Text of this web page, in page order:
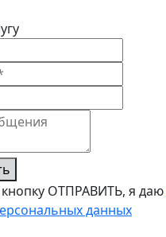
ОТПРАВИТЬ, я даю
данных